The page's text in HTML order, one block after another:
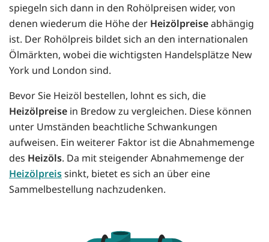
spiegeln sich dann in den Rohölpreisen wider, von
denen wiederum die Höhe der Heizölpreiseabhängig
ist. Der Rohölpreis bildet sich an den internationalen
Ölmärkten, wobei die wichtigsten Handelsplätze New
York und London sind.
Bevor Sie Heizöl bestellen, lohnt es sich, die
Heizölpreise in Bredow zu vergleichen. Diese können
unter Umständen beachtliche Schwankungen
aufweisen. Ein weiterer Faktor ist die Abnahmemenge
des Heizöls. Da mit steigender Abnahmemenge der
Heizölpreissinkt, bietet es sich an über eine
Sammelbestellung nachzudenken.